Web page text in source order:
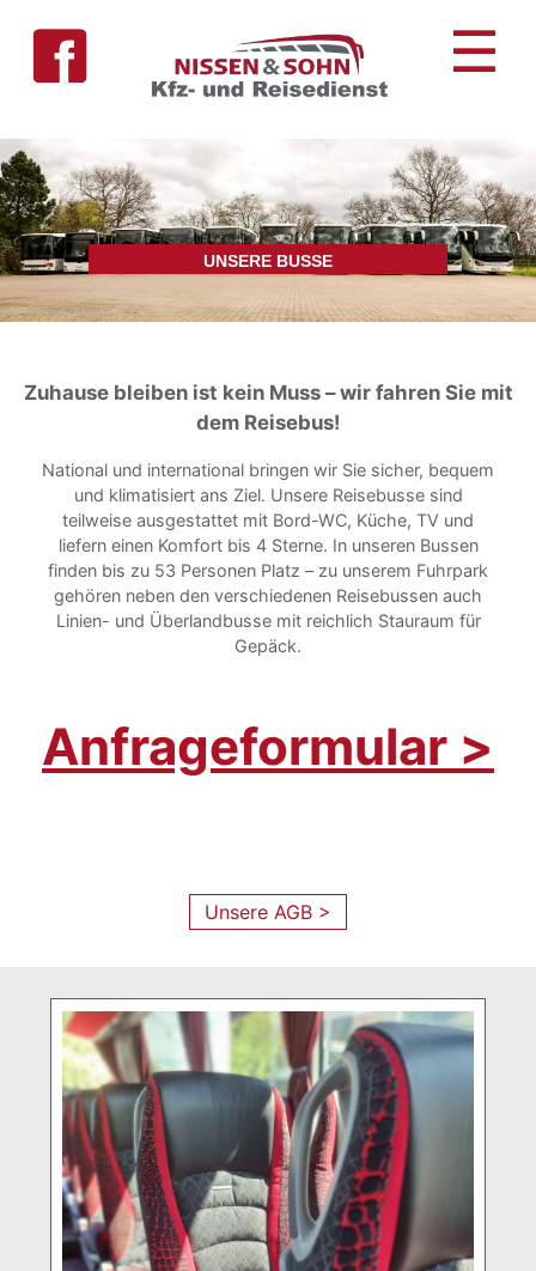
☰
UNSERE BUSSE
Zuhause bleiben ist kein Muss – wir fahren Sie mit
dem Reisebus!
National und international bringen wir Sie sicher, bequem
und klimatisiert ans Ziel. Unsere Reisebusse sind
teilweise ausgestattet mit Bord-WC, Küche, TV und
liefern einen Komfort bis 4 Sterne. In unseren Bussen
finden bis zu 53 Personen Platz – zu unserem Fuhrpark
gehören neben den verschiedenen Reisebussen auch
Linien- und Überlandbusse mit reichlich Stauraum für
Gepäck.
Anfrageformular >
Unsere AGB >